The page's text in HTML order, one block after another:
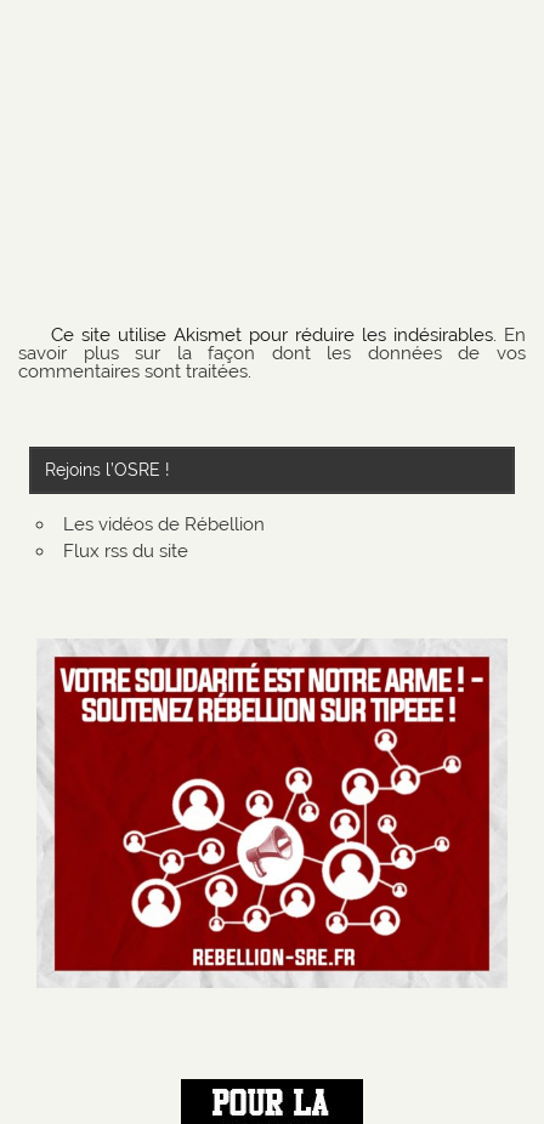
Ce site utilise Akismet pour réduire les indésirables. En
savoir plus sur la façon dont les données de vos
commentaires sont traitées.
Rejoins l’OSRE !
Les vidéos de Rébellion
Flux rss du site